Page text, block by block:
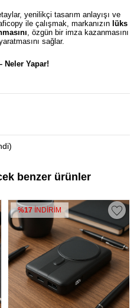
yenilikçi tasarım anlayışı ve
ile çalışmak, markanızın lüks
, özgün bir imza kazanmasını
sağlar.
Neler Yapar!
benzer ürünler
İNDİRİM